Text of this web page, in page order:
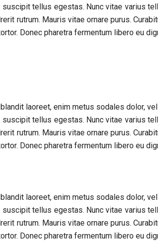
tellus egestas. Nunc vitae varius
rutrum. Mauris vitae ornare purus.
Donec pharetra fermentum libero eu
laoreet, enim metus sodales dolor,
tellus egestas. Nunc vitae varius
rutrum. Mauris vitae ornare purus.
Donec pharetra fermentum libero eu
laoreet, enim metus sodales dolor,
tellus egestas. Nunc vitae varius
rutrum. Mauris vitae ornare purus.
Donec pharetra fermentum libero eu